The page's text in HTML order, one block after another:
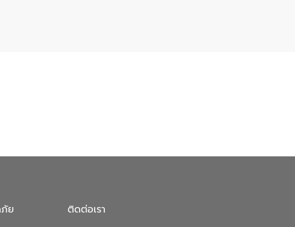
ศรษฐกิจและสิ่งแวดล้อมได้อย่างเป็นรูปธรรม
จน.) ในการร่วมวางรากฐานโครงสร้างพื้น
ปตามมาตรฐานสากล
ย ติดต่อเรา